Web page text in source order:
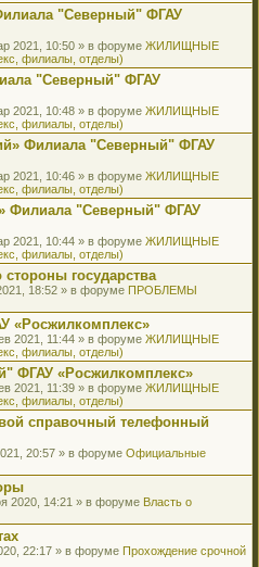
"Северный" ФГАУ
2021, 10:50 » в форуме ЖИЛИЩНЫЕ
филиалы, отделы)
"Северный" ФГАУ
2021, 10:48 » в форуме ЖИЛИЩНЫЕ
филиалы, отделы)
Филиала "Северный" ФГАУ
2021, 10:46 » в форуме ЖИЛИЩНЫЕ
филиалы, отделы)
Филиала "Северный" ФГАУ
2021, 10:44 » в форуме ЖИЛИЩНЫЕ
филиалы, отделы)
государства
18:52 » в форуме ПРОБЛЕМЫ
2021, 11:44 » в форуме ЖИЛИЩНЫЕ
филиалы, отделы)
ФГАУ «Росжилкомплекс»
2021, 11:39 » в форуме ЖИЛИЩНЫЕ
филиалы, отделы)
справочный телефонный
20:57 » в форуме Официальные
2020, 14:21 » в форуме Власть о
22:17 » в форуме Прохождение срочной